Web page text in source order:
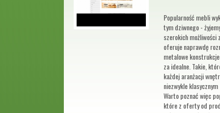
Popularność mebli
tym dziwnego -
szerokich możliwości
oferuje naprawdę
metalowe
za idealne. Takie,
każdej aranżacji
niezwykle
Warto poznać więc
które z oferty od